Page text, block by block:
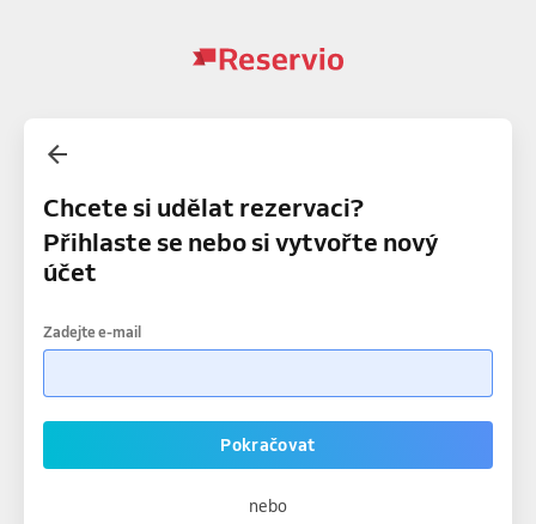
Chcete si udělat rezervaci?
Přihlaste se nebo si vytvořte nový
účet
Zadejte e-mail
Pokračovat
nebo